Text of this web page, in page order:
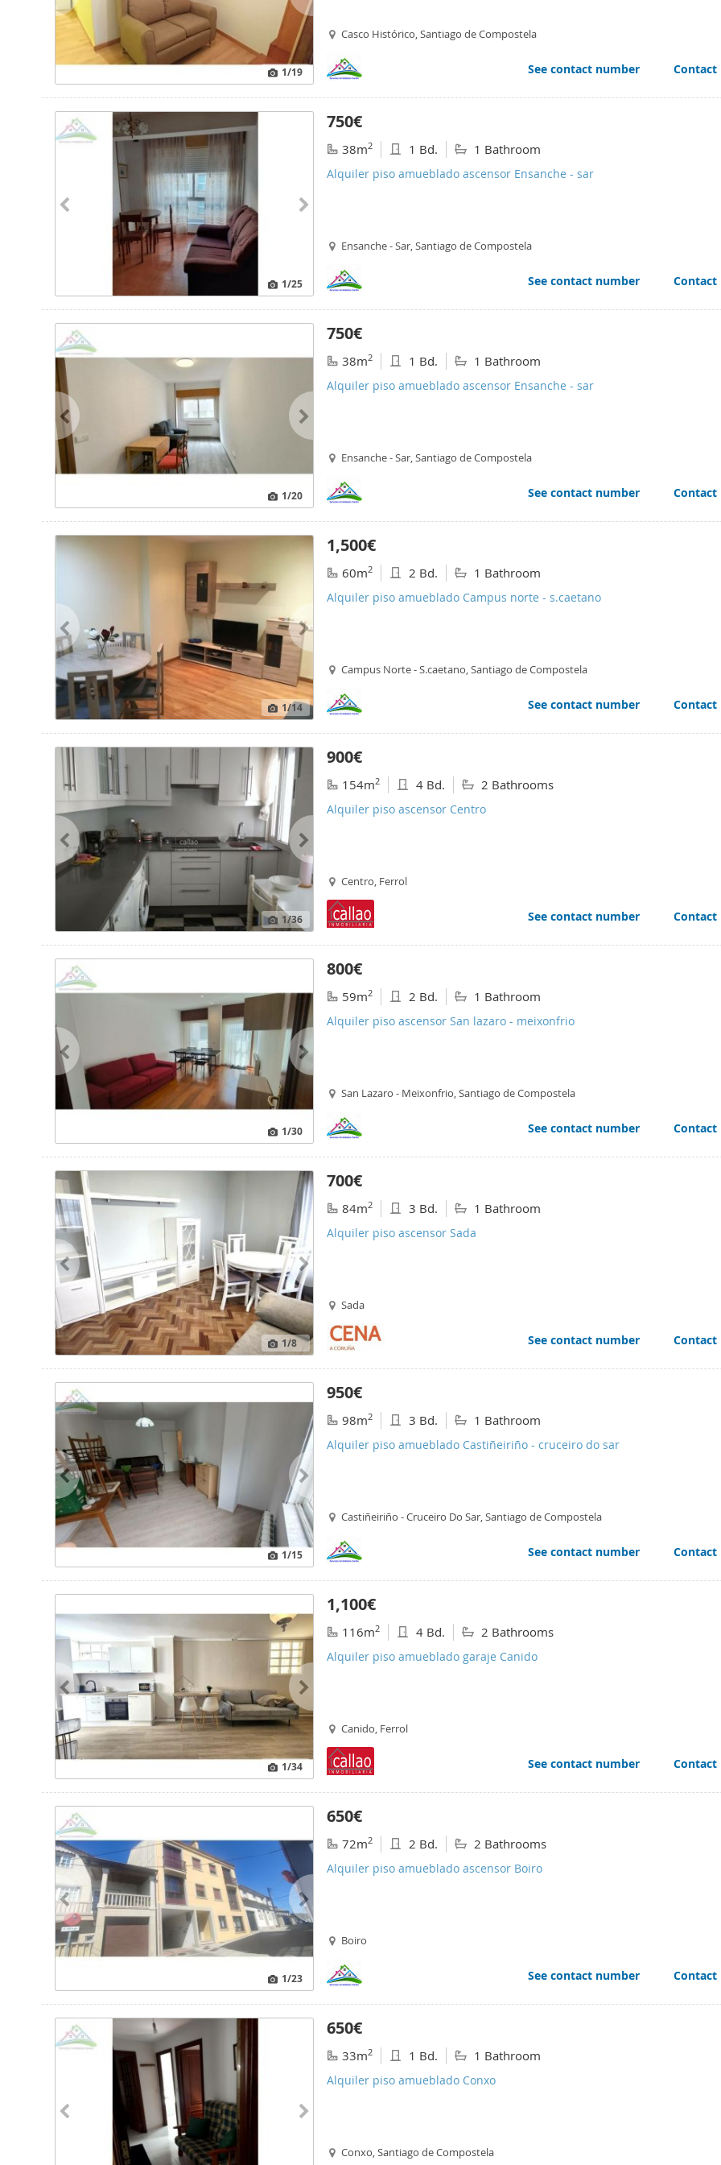
1/19
Casco Histórico, Santiago de Compostela
See contact number Contact
1/25
750€
38m2 1 Bd. 1 Bathroom
Alquiler piso amueblado ascensor Ensanche - sar
Ensanche - Sar, Santiago de Compostela
See contact number Contact
1/20
750€
38m2 1 Bd. 1 Bathroom
Alquiler piso amueblado ascensor Ensanche - sar
Ensanche - Sar, Santiago de Compostela
See contact number Contact
1/14
1,500€
60m2 2 Bd. 1 Bathroom
Alquiler piso amueblado Campus norte - s.caetano
Campus Norte - S.caetano, Santiago de Compostela
See contact number Contact
1/36
900€
154m2 4 Bd. 2 Bathrooms
Alquiler piso ascensor Centro
Centro, Ferrol
See contact number Contact
1/30
800€
59m2 2 Bd. 1 Bathroom
Alquiler piso ascensor San lazaro - meixonfrio
San Lazaro - Meixonfrio, Santiago de Compostela
See contact number Contact
1/8
700€
84m2 3 Bd. 1 Bathroom
Alquiler piso ascensor Sada
Sada
See contact number Contact
1/15
950€
98m2 3 Bd. 1 Bathroom
Alquiler piso amueblado Castiñeiriño - cruceiro do sar
Castiñeiriño - Cruceiro Do Sar, Santiago de Compostela
See contact number Contact
1/34
1,100€
116m2 4 Bd. 2 Bathrooms
Alquiler piso amueblado garaje Canido
Canido, Ferrol
See contact number Contact
1/23
650€
72m2 2 Bd. 2 Bathrooms
Alquiler piso amueblado ascensor Boiro
Boiro
See contact number Contact
650€
33m2 1 Bd. 1 Bathroom
Alquiler piso amueblado Conxo
Conxo, Santiago de Compostela